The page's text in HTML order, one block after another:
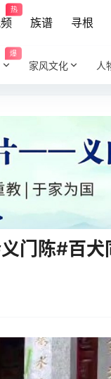
热
族谱 寻根
爆
家风文化 人
门陈#百犬